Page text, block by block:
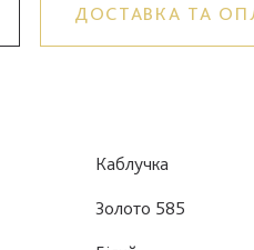
ДОСТАВКА ТА
Каблучка
Золото 585